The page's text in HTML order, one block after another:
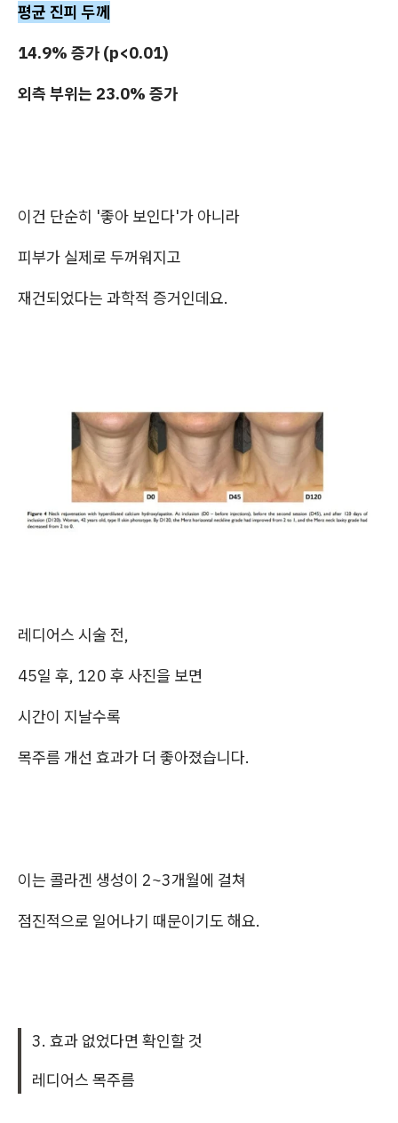
평균 진피 두께
14.9% 증가 (p<0.01)
외측 부위는 23.0% 증가
이건 단순히 '좋아 보인다'가 아니라
피부가 실제로 두꺼워지고
재건되었다는 과학적 증거인데요.
레디어스 시술 전,
45일 후, 120 후 사진을 보면
시간이 지날수록
목주름 개선 효과가 더 좋아졌습니다.
이는 콜라겐 생성이 2~3개월에 걸쳐
점진적으로 일어나기 때문이기도 해요.
3. 효과 없었다면 확인할 것
레디어스 목주름